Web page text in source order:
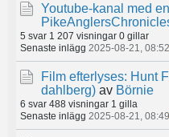
Youtube-kanal med
5 svar 1 207 visningar 0 gillar
Senaste inlägg 2025-08-21, 08:52
Film efterlyses: Hunt
dahlberg) av Börnie
6 svar 488 visningar 1 gilla
Senaste inlägg 2025-08-21, 08:49